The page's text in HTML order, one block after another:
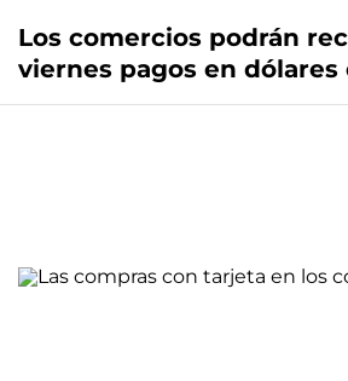
Los comercios podrán
viernes pagos en